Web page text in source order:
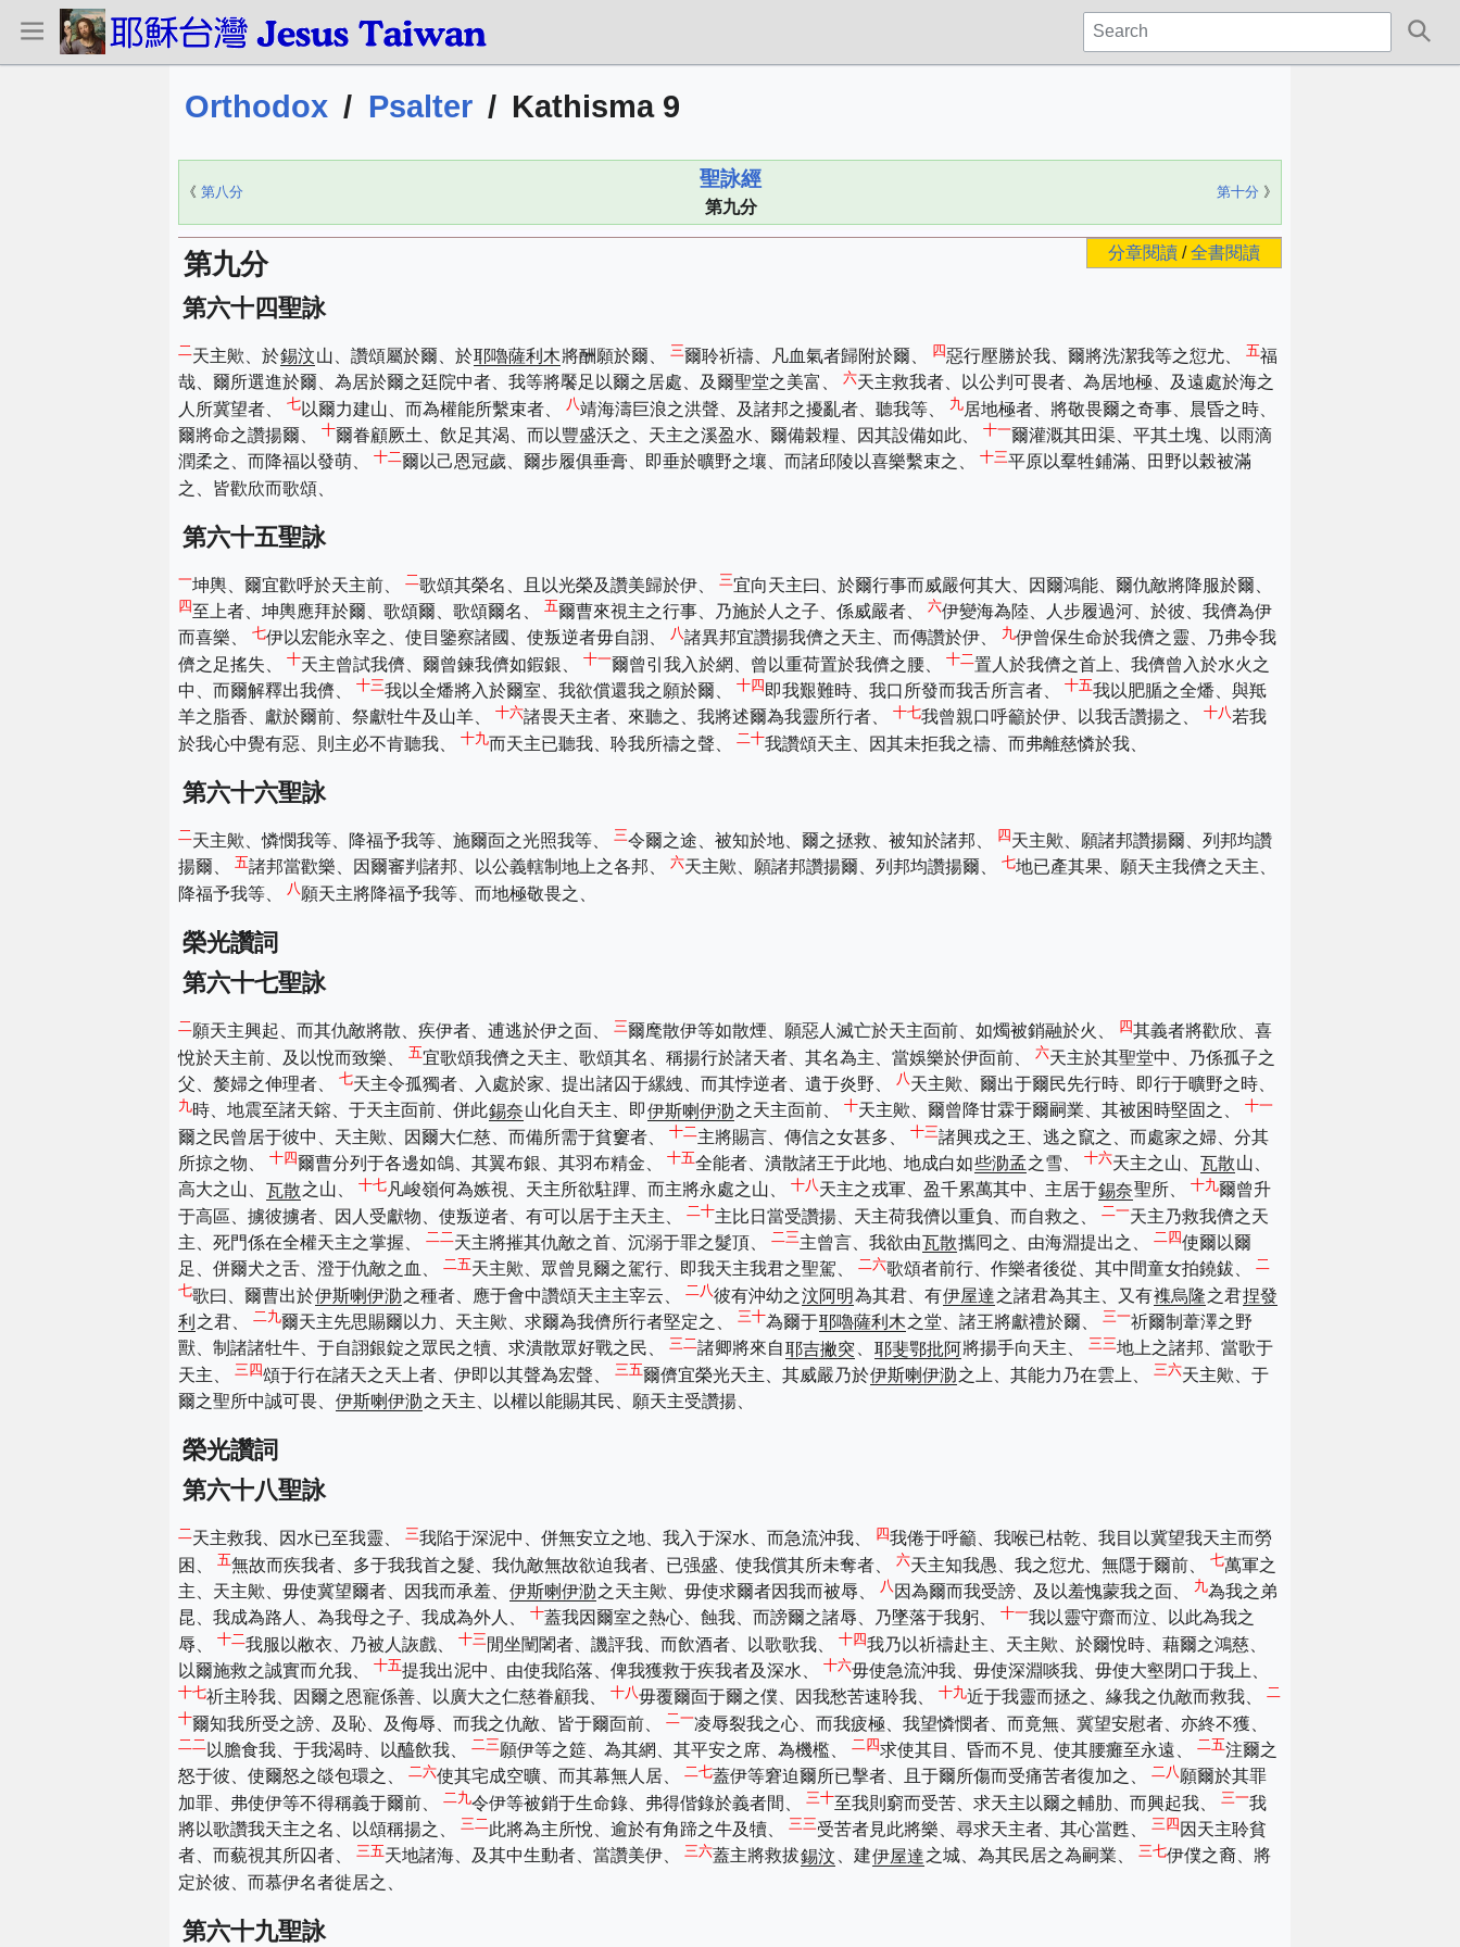
Orthodox / Psalter / Kathisma 9
《 第八分
聖詠經
第九分
第十分 》
分章閱讀 /全書閱讀
第九分
第六十四聖詠
二 天主歟、於錫汶山、讚頌屬於爾、於耶嚕薩利木將酬願於爾、 三爾聆祈禱、凡血氣者歸附於爾、 四惡行壓勝於我、爾將洗潔我等之愆尤、 五福
哉、爾所選進於爾、為居於爾之廷院中者、我等將饜足以爾之居處、及爾聖堂之美富、 六天主救我者、以公判可畏者、為居地極、及遠處於海之
人所冀望者、 七 以爾力建山、而為權能所繫束者、 八靖海濤巨浪之洪聲、及諸邦之擾亂者、聽我等、 九居地極者、將敬畏爾之奇事、晨昏之時、
爾將命之讚揚爾、 十爾眷顧厥土、飲足其渴、而以豐盛沃之、天主之溪盈水、爾備榖糧、因其設備如此、 十一爾灌溉其田渠、平其土塊、以雨滴
潤柔之、而降福以發萌、 十二爾以己恩冠歲、爾步履俱垂膏、即垂於曠野之壤、而諸邱陵以喜樂繫束之、 十三平原以羣牲鋪滿、田野以榖被滿
之、皆歡欣而歌頌、
第六十五聖詠
一坤輿、爾宜歡呼於天主前、 二歌頌其榮名、且以光榮及讚美歸於伊、 三宜向天主曰、於爾行事而威嚴何其大、因爾鴻能、爾仇敵將降服於爾、
四至上者、坤輿應拜於爾、歌頌爾、歌頌爾名、 五爾曹來視主之行事、乃施於人之子、係威嚴者、 六伊變海為陸、人步履過河、於彼、我儕為伊
而喜樂、 七伊以宏能永宰之、使目鑒察諸國、使叛逆者毋自詡、 八諸異邦宜讚揚我儕之天主、而傳讚於伊、 九伊曾保生命於我儕之靈、乃弗令我
儕之足搖失、 十天主曾試我儕、爾曾鍊我儕如鍜銀、 十一爾曾引我入於網、曾以重荷置於我儕之腰、 十二置人於我儕之首上、我儕曾入於水火之
中、而爾解釋出我儕、 十三我以全燔將入於爾室、我欲償還我之願於爾、 十四 即我艱難時、我口所發而我舌所言者、 十五我以肥腯之全燔、與羝
羊之脂香、獻於爾前、祭獻牡牛及山羊、 十六諸畏天主者、來聽之、我將述爾為我靈所行者、 十七我曾親口呼籲於伊、以我舌讚揚之、 十八若我
於我心中覺有惡、則主必不肯聽我、 十九而天主已聽我、聆我所禱之聲、 二十我讚頌天主、因其未拒我之禱、而弗離慈憐於我、
第六十六聖詠
二 天主歟、憐憫我等、降福予我等、施爾靣之光照我等、 三令爾之途、被知於地、爾之拯救、被知於諸邦、 四天主歟、願諸邦讚揚爾、列邦均讚
揚爾、 五諸邦當歡樂、因爾審判諸邦、以公義轄制地上之各邦、 六天主歟、願諸邦讚揚爾、列邦均讚揚爾、 七地已產其果、願天主我儕之天主、
降福予我等、
八 願天主將降福予我等、而地極敬畏之、
榮光讚詞
第六十七聖詠
二願天主興起、而其仇敵將散、疾伊者、逋逃於伊之靣、 三爾麾散伊等如散煙、願惡人滅亡於天主靣前、如燭被銷融於火、 四其義者將歡欣、喜
悅於天主前、及以悅而致樂、 五宜歌頌我儕之天主、歌頌其名、稱揚行於諸天者、其名為主、當娛樂於伊靣前、 六天主於其聖堂中、乃係孤子之
父、嫠婦之伸理者、 七天主令孤獨者、入處於家、提出諸囚于縲絏、而其悖逆者、遺于炎野、 八 天主歟、爾出于爾民先行時、即行于曠野之時、
九時、地震至諸天鎔、于天主靣前、併此錫奈山化自天主、即伊斯喇伊泐之天主靣前、 十天主歟、爾曾降甘霖于爾嗣業、其被困時堅固之、 十一
爾之民曾居于彼中、天主歟、因爾大仁慈、而備所需于貧窶者、 十二 主將賜言、傳信之女甚多、 十三諸興戎之王、逃之竄之、而處家之婦、分其
所掠之物、 十四爾曹分列于各邊如鴿、其翼布銀、其羽布精金、 十五全能者、潰散諸王于此地、地成白如些泐孟之雪、 十六天主之山、 瓦散山、
高大之山、 瓦散之山、 十七凡峻嶺何為嫉視、天主所欲駐蹕、而主將永處之山、 十八 天主之戎軍、盈千累萬其中、主居于錫奈聖所、 十九爾曾升
于高區、擄彼擄者、因人受獻物、使叛逆者、有可以居于主天主、
二十主比日當受讚揚、天主荷我儕以重負、而自救之、 二一天主乃救我儕之天
主、死門係在全權天主之掌握、
二二 天主將摧其仇敵之首、沉溺于罪之髮頂、 二三主曾言、我欲由瓦散攜囘之、由海淵提出之、 二四使爾以爾
足、併爾犬之舌、澄于仇敵之血、
二五天主歟、眾曾見爾之駕行、即我天主我君之聖駕、 二六歌頌者前行、作樂者後從、其中間童女拍鐃鈸、
二
七歌曰、爾曹出於伊斯喇伊泐之種者、應于會中讚頌天主主宰云、 二八彼有沖幼之汶阿明為其君、有伊屋達之諸君為其主、又有襍烏隆之君捏發
利 之君、 二九爾天主先思賜爾以力、天主歟、求爾為我儕所行者堅定之、 三十為爾于耶嚕薩利木之堂、諸王將獻禮於爾、 三一祈爾制葦澤之野
獸、制諸諸牡牛、于自詡銀錠之眾民之犢、求潰散眾好戰之民、
三二諸卿將來自耶吉撇突 、 耶斐鄂批阿將揚手向天主、 三三地上之諸邦、當歌于
天主、
三四頌于行在諸天之天上者、伊即以其聲為宏聲、 三五爾儕宜榮光天主、其威嚴乃於伊斯喇伊泐之上、其能力乃在雲上、 三六天主歟、于
爾之聖所中誠可畏、 伊斯喇伊泐之天主、以權以能賜其民、願天主受讚揚、
榮光讚詞
第六十八聖詠
二 天主救我、因水已至我靈、 三我陷于深泥中、併無安立之地、我入于深水、而急流沖我、 四我倦于呼籲、我喉已枯乾、我目以冀望我天主而勞
困、 五無故而疾我者、多于我我首之髮、我仇敵無故欲迫我者、已强盛、使我償其所未奪者、 六天主知我愚、我之愆尤、無隱于爾前、 七萬軍之
主、天主歟、毋使冀望爾者、因我而承羞、 伊斯喇伊泐之天主歟、毋使求爾者因我而被辱、 八 因為爾而我受謗、及以羞愧蒙我之靣、 九為我之弟
昆、我成為路人、為我母之子、我成為外人、 十蓋我因爾室之熱心、蝕我、而謗爾之諸辱、乃墜落于我躬、 十一我以靈守齋而泣、以此為我之
辱、 十二我服以敝衣、乃被人詼戲、 十三 閒坐闉闍者、譏評我、而飲酒者、以歌歌我、 十四我乃以祈禱赴主、天主歟、於爾悅時、藉爾之鴻慈、
以爾施救之誠實而允我、 十五提我出泥中、由使我陷落、俾我獲救于疾我者及深水、 十六毋使急流沖我、毋使深淵啖我、毋使大壑閉口于我上、
十七祈主聆我、因爾之恩寵係善、以廣大之仁慈眷顧我、 十八毋覆爾靣于爾之僕、因我愁苦速聆我、 十九近于我靈而拯之、緣我之仇敵而救我、
二
十爾知我所受之謗、及恥、及侮辱、而我之仇敵、皆于爾靣前、 二一凌辱裂我之心、而我疲極、我望憐憫者、而竟無、冀望安慰者、亦終不獲、
二二 以膽食我、于我渴時、以醯飲我、 二三願伊等之筵、為其網、其平安之席、為機檻、 二四求使其目、昏而不見、使其腰癱至永遠、 二五注爾之
怒于彼、使爾怒之燄包環之、
二六使其宅成空曠、而其幕無人居、 二七蓋伊等窘迫爾所已擊者、且于爾所傷而受痛苦者復加之、 二八願爾於其罪
加罪、弗使伊等不得稱義于爾前、
二九令伊等被銷于生命錄、弗得偕錄於義者間、 三十至我則窮而受苦、求天主以爾之輔肋、而興起我、 三一我
將以歌讚我天主之名、以頌稱揚之、
三二 此將為主所悅、逾於有角蹄之牛及犢、 三三受苦者見此將樂、尋求天主者、其心當甦、 三四 因天主聆貧
者、而藐視其所囚者、
三五天地諸海、及其中生動者、當讚美伊、 三六蓋主將救拔錫汶 、建伊屋達之城、為其民居之為嗣業、 三七伊僕之裔、將
定於彼、而慕伊名者徙居之、
第六十九聖詠